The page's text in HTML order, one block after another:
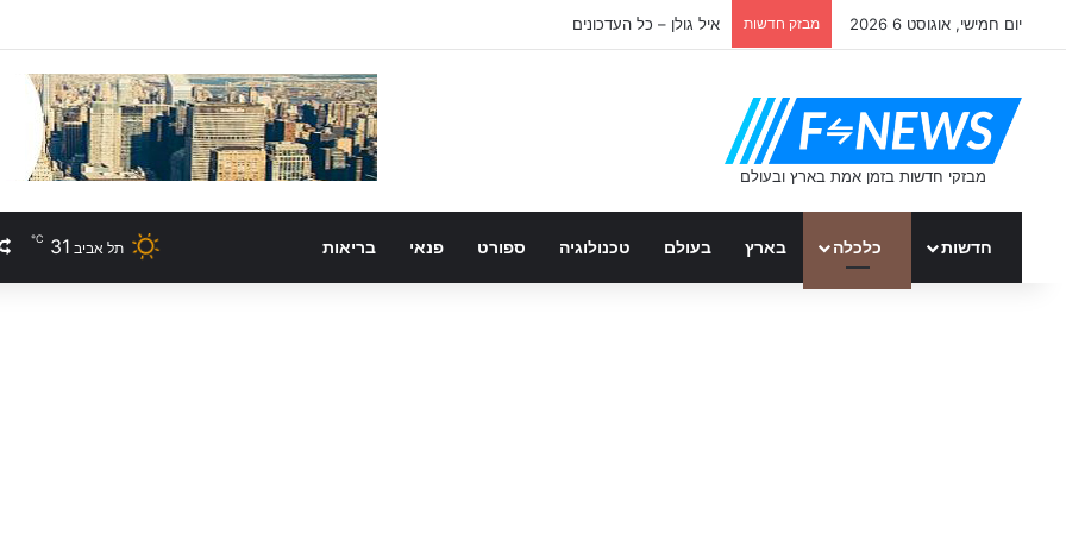
יום חמישי, אוגוסט 6 2026 מבזק חדשות איל גולן – כל העדכונים
חדשות כלכלה בארץ בעולם טכנולוגיה ספורט פנאי בריאות תל אביב 31
℃